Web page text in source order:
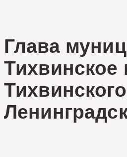
Глава
Тихвинское